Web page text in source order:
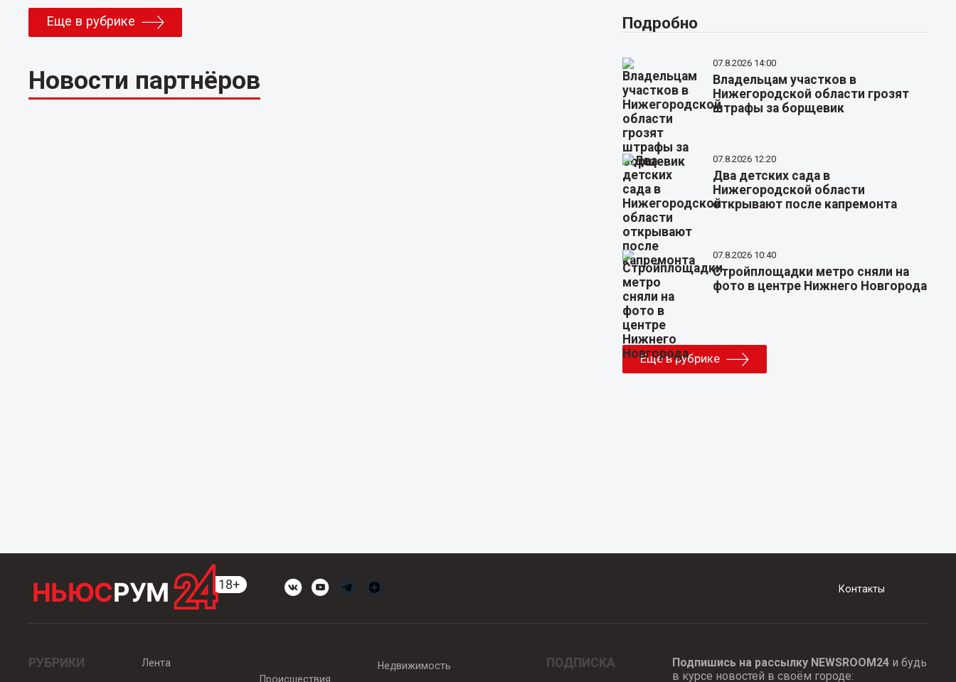
Еще в рубрике
Новости партнёров
Подробно
07.8.2026 14:00
Владельцам участков в
Нижегородской области грозят
штрафы за борщевик
07.8.2026 12:20
Два детских сада в
Нижегородской области
открывают после капремонта
07.8.2026 10:40
Стройплощадки метро сняли на
фото в центре Нижнего Новгорода
Еще в рубрике
Контакты
РУБРИКИ
Лента
Происшествия
Недвижимость ПОДПИСКА Подпишись на рассылку NEWSROOM24и будь
в курсе новостей в своём городе: